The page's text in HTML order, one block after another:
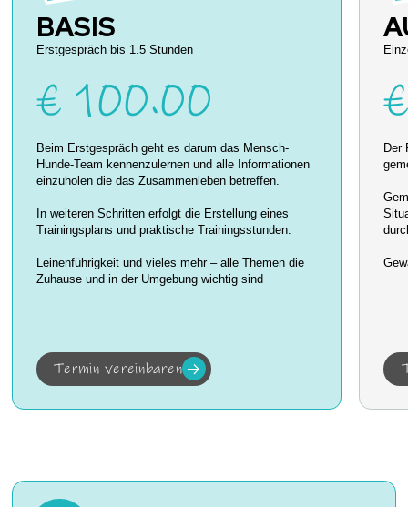
BASIS
Erstgespräch bis 1.5 Stunden
€ 100.00
Beim Erstgespräch geht es darum das Mensch-
Hunde-Team kennenzulernen und alle Informationen
einzuholen die das Zusammenleben betreffen.
In weiteren Schritten erfolgt die Erstellung eines
Trainingsplans und praktische Trainingsstunden.
Leinenführigkeit und vieles mehr – alle Themen die
Zuhause und in der Umgebung wichtig sind
Termin vereinbaren
Der